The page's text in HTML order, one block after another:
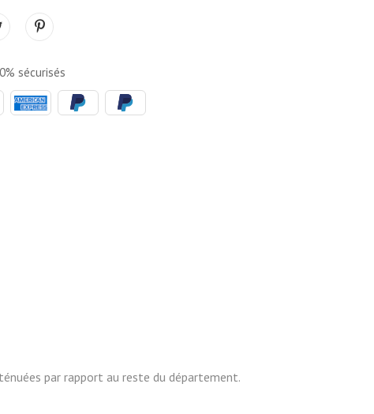
sécurisés
par rapport au reste du département.